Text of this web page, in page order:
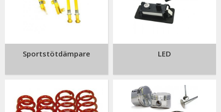
Sportstötdämpare LED